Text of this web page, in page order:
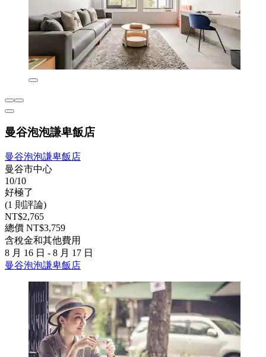
曼谷泡泡謙卑飯店
曼谷泡泡謙卑飯店
曼谷市中心
10/10
好極了
(1 則評論)
NT$2,765
總價 NT$3,759
含稅金和其他費用
8 月 16 日 - 8 月 17 日
曼谷泡泡謙卑飯店